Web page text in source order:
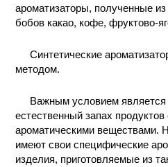
ХИМИЯ НА
ПРОИЗВОДСТВЕ
И ХИМИЧЕСКАЯ
ТЕХНОЛОГИЯ
ароматизаторы, полученные
бобов какао, кофе, фруктово-
Синтетические
методом.
Важным условием является
естественный запах
ароматическими веществами.
имеют свои специфические
изделия, приготовляемые из